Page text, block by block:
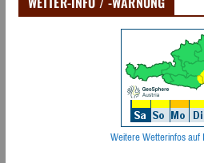
Weitere Wetterinfos